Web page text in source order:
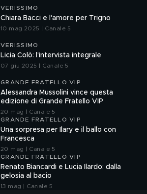
VERISSIMO
Chiara Bacci e l'amore per Trigno
10 mag 2025 | Canale 5
VERISSIMO
Licia Colò: l'intervista integrale
07 giu 2025 | Canale 5
GRANDE FRATELLO VIP
Alessandra Mussolini vince questa
edizione di Grande Fratello VIP
20 mag | Canale 5
GRANDE FRATELLO VIP
Una sorpresa per Ilary e il ballo con
Francesca
20 mag | Canale 5
GRANDE FRATELLO VIP
Renato Biancardi e Lucia Ilardo: dalla
gelosia al bacio
13 mag | Canale 5